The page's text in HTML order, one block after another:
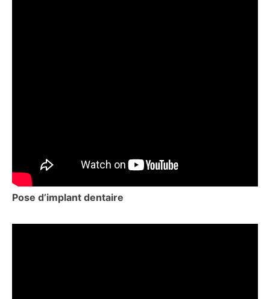
Pose d’implant dentaire